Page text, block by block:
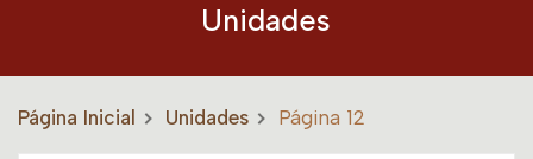
Unidades
Página Inicial Unidades Página 12